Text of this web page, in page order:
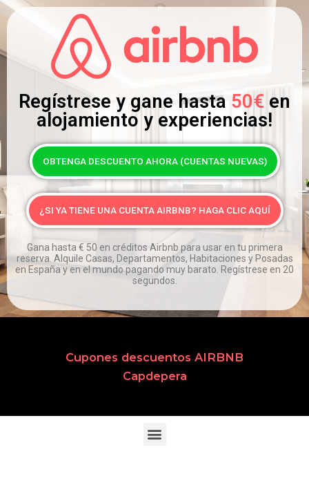
Regístrese y gane hasta 50€ en
alojamiento y experiencias!
OBTENGA DESCUENTO AHORA (CUENTAS NUEVAS)
¿SI YA TIENE UNA CUENTA AIRBNB? HAGA CLIC AQUÍ
Gana hasta € 50 en créditos Airbnb para usar en tu primera
reserva. Alquile Casas, Departamentos, Habitaciones y Posadas
en España y en el mundo pagando muy barato. Regístrese en 20
segundos.
Cupones descuentos AIRBNB
Capdepera